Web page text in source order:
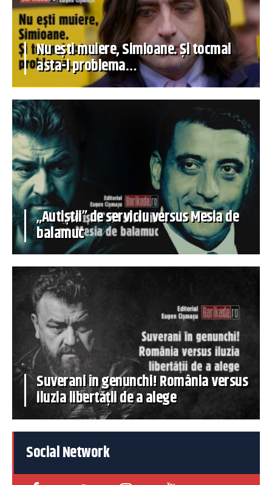
Nu ești muiere, Simioane. Și tocmai
asta-i problema…
„Autiștii” de serviciu versus Mesia de
balamuc
Suverani în genunchi! România versus
iluzia libertății de a alege
Social Network